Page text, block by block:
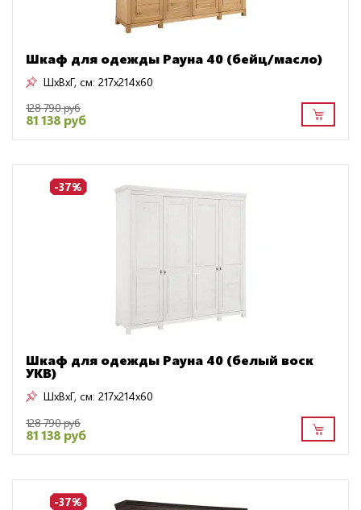
Шкаф для одежды Рауна 40 (бейц/масло)
ШxВxГ, см: 217x214x60
128 790 руб
81 138 руб
-37%
Шкаф для одежды Рауна 40 (белый воск
УКВ)
ШxВxГ, см: 217x214x60
128 790 руб
81 138 руб
-37%